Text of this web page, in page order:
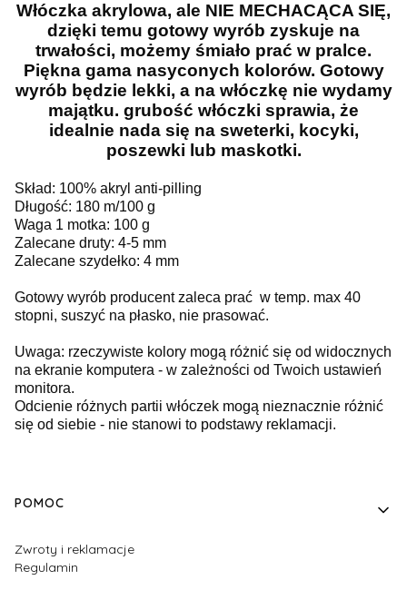
Włóczka akrylowa, ale NIE MECHACĄCA SIĘ,
dzięki temu gotowy wyrób zyskuje na
trwałości, możemy śmiało prać w pralce.
Piękna gama nasyconych kolorów. Gotowy
wyrób będzie lekki, a na włóczkę nie wydamy
majątku. grubość włóczki sprawia, że
idealnie nada się na sweterki, kocyki,
poszewki lub maskotki.
Skład: 100% akryl anti-pilling
Długość: 180 m/100 g
Waga 1 motka: 100 g
Zalecane druty: 4-5 mm
Zalecane szydełko: 4 mm
Gotowy wyrób producent zaleca prać w temp. max 40
stopni, suszyć na płasko, nie prasować.
Uwaga: rzeczywiste kolory mogą różnić się od widocznych
na ekranie komputera - w zależności od Twoich ustawień
monitora.
Odcienie różnych partii włóczek mogą nieznacznie różnić
się od siebie - nie stanowi to podstawy reklamacji.
Linki w stopce
POMOC
Zwroty i reklamacje
Regulamin